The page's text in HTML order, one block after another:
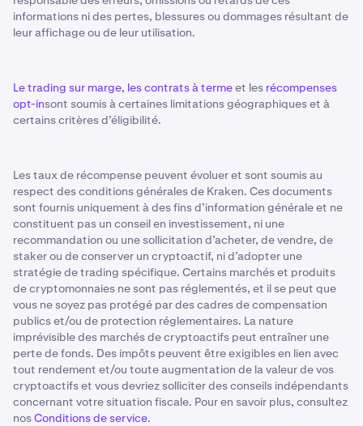
informations ni des pertes, blessures ou dommages résultant de
leur affichage ou de leur utilisation.
Le trading sur marge, les contrats à termeet les récompenses
opt-insont soumis à certaines limitations géographiques et à
certains critères d’éligibilité.
Les taux de récompense peuvent évoluer et sont soumis au
respect des conditions générales de Kraken. Ces documents
sont fournis uniquement à des fins d’information générale et ne
constituent pas un conseil en investissement, ni une
recommandation ou une sollicitation d’acheter, de vendre, de
staker ou de conserver un cryptoactif, ni d’adopter une
stratégie de trading spécifique. Certains marchés et produits
de cryptomonnaies ne sont pas réglementés, et il se peut que
vous ne soyez pas protégé par des cadres de compensation
publics et/ou de protection réglementaires. La nature
imprévisible des marchés de cryptoactifs peut entraîner une
perte de fonds. Des impôts peuvent être exigibles en lien avec
tout rendement et/ou toute augmentation de la valeur de vos
cryptoactifs et vous devriez solliciter des conseils indépendants
concernant votre situation fiscale. Pour en savoir plus, consultez
nosConditions de service.